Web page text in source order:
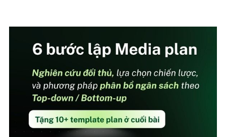
Sức khỏe
Dinh dưỡng - món ngon
Cây thuốc
Sản phụ khoa
Nhi khoa
Nam khoa
Làm đẹp - giảm cân
Phòng mạch online
Đời sống
Nhà đẹp
Blog
Tình yêu - Gia đình